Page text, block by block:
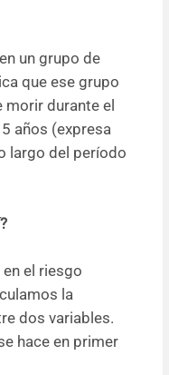
un grupo de
que ese grupo
morir durante el
años (expresa
largo del período
el riesgo
la
dos variables.
hace en primer